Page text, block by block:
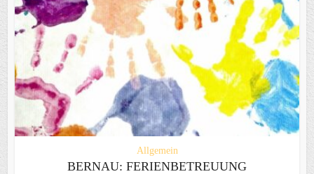
Allgemein
BERNAU: FERIENBETREUUNG